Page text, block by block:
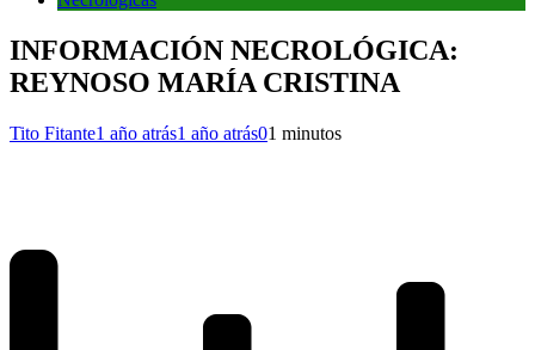
INFORMACIÓN NECROLÓGICA:
REYNOSO MARÍA CRISTINA
Tito Fitante1 año atrás1 año atrás01 minutos